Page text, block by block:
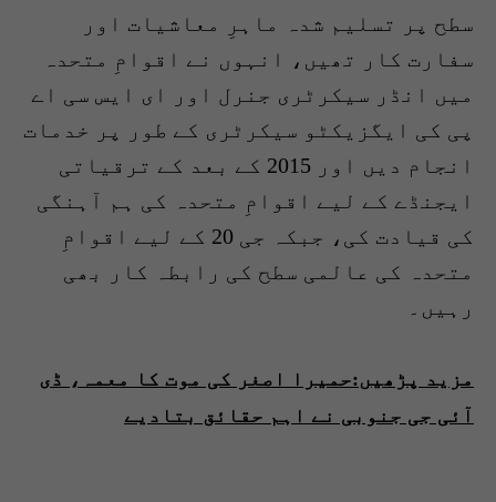
سطح پر تسلیم شدہ ماہرِ معاشیات اور
سفارت کار تھیں، انہوں نے اقوامِ متحدہ
میں انڈر سیکرٹری جنرل اور ای ایس سی اے
پی کی ایگزیکٹو سیکرٹری کے طور پر خدمات
انجام دیں اور 2015 کے بعد کے ترقیاتی
ایجنڈے کے لیے اقوامِ متحدہ کی ہم آہنگی
کی قیادت کی، جبکہ جی 20 کے لیے اقوامِ
متحدہ کی عالمی سطح کی رابطہ کار بھی
رہیں۔
مزید پڑھیں:حمیرا اصغر کی موت کا معمہ، ڈی
آئی جی جنوبی نے اہم حقائق بتادیے